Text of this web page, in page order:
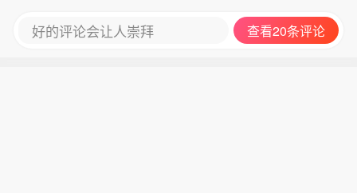
好的评论会让人崇拜 查看20条评论